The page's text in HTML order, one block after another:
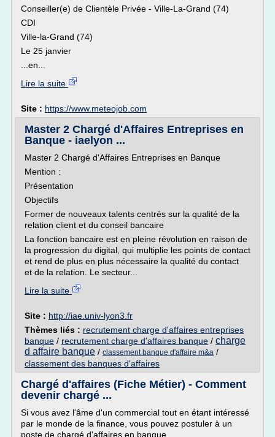
Conseiller(e) de Clientèle Privée - Ville-La-Grand (74)
CDI
Ville-la-Grand (74)
Le 25 janvier
...en...
Lire la suite
Site : https://www.meteojob.com
Master 2 Chargé d'Affaires Entreprises en
Banque - iaelyon ...
Master 2 Chargé d'Affaires Entreprises en Banque
Mention :
Présentation
Objectifs
Former de nouveaux talents centrés sur la qualité de la
relation client et du conseil bancaire
La fonction bancaire est en pleine révolution en raison de
la progression du digital, qui multiplie les points de contact
et rend de plus en plus nécessaire la qualité du contact
et de la relation. Le secteur...
Lire la suite
Site : http://iae.univ-lyon3.fr
Thèmes liés : recrutement charge d'affaires entreprises
banque / recrutement charge d'affaires banque / charge
d affaire banque / classement banque d'affaire m&a /
classement des banques d'affaires
Chargé d'affaires (Fiche Métier) - Comment
devenir chargé ...
Si vous avez l'âme d'un commercial tout en étant intéressé
par le monde de la finance, vous pouvez postuler à un
poste de chargé d'affaires en banque.